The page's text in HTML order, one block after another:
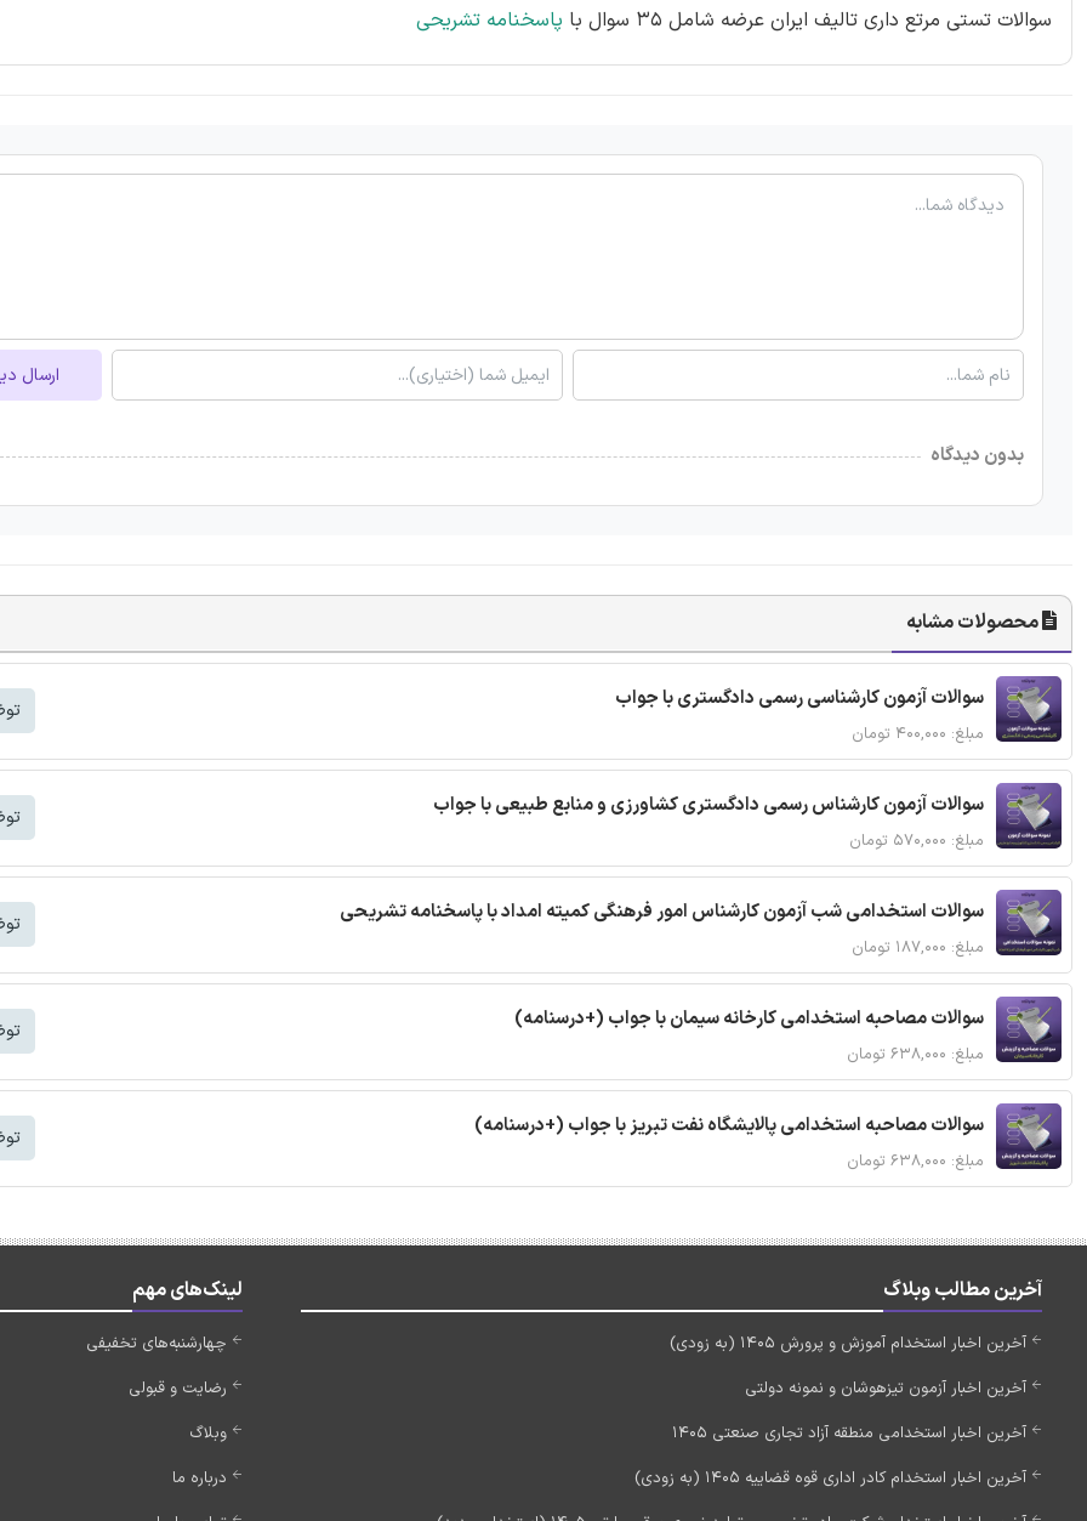
سوالات تستی مرتع داری تالیف ایران عرضه شامل 35 سوال با پاسخنامه تشریحی
ارسال
بدون دیدگاه
محصولات مشابه
سوالات آزمون کارشناسی رسمی دادگستری با جواب
مبلغ: ۴۰۰,۰۰۰ تومان
سوالات آزمون کارشناس رسمی دادگستری کشاورزی و منابع طبیعی با جواب
مبلغ: ۵۷۰,۰۰۰ تومان
سوالات استخدامی شب آزمون کارشناس امور فرهنگی کمیته امداد با پاسخنامه تشریحی
مبلغ: ۱۸۷,۰۰۰ تومان
سوالات مصاحبه استخدامی کارخانه سیمان با جواب (+درسنامه)
مبلغ: ۶۳۸,۰۰۰ تومان
سوالات مصاحبه استخدامی پالایشگاه نفت تبریز با جواب (+درسنامه)
مبلغ: ۶۳۸,۰۰۰ تومان
آخرین مطالب وبلاگ
آخرین اخبار استخدام آموزش و پرورش 1405 (به زودی)
آخرین اخبار آزمون تیزهوشان و نمونه دولتی
آخرین اخبار استخدامی منطقه آزاد تجاری صنعتی 1405
آخرین اخبار استخدام کادر اداری قوه قضاییه 1405 (به زودی)
لینک‌های مهم
چهارشنبه‌های تخفیفی
رضایت و قبولی
وبلاگ
درباره ما